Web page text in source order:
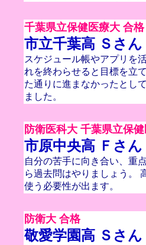
千葉県立保健医療大 合格
市立千葉高 Ｓさん
スケジュール帳やアプリを
れを終わらせると目標を立
た通りに進まなかったとし
ました。
防衛医科大 千葉県立保
市原中央高 Ｆさん
自分の苦手に向き合い、重
ら過去問はやりましょう。
使う必要性が出ます。
防衛大 合格
敬愛学園高 Ｓさん